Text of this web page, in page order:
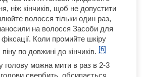
ніж кінчиків, щоб не допустити
волосся тільки один раз,
на волосся Засоби для
Коли промийте шкіру
піну по довжині до кінчиків.[6]
голову можна мити в раз в 2-3